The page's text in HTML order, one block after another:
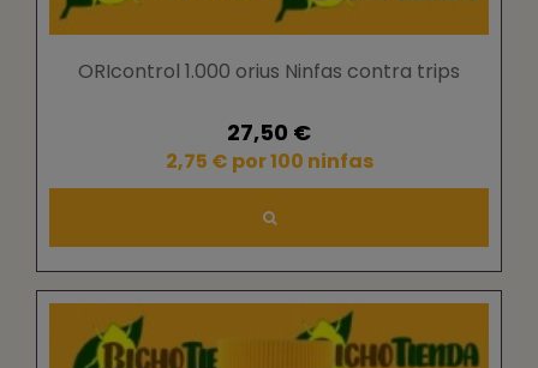
ORIcontrol 1.000 orius Ninfas contra trips
27,50 €
2,75 € por 100 ninfas